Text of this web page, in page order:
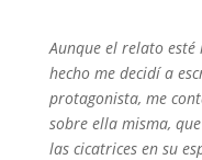
Aunque el relato esté
hecho me decidí a
protagonista, me
sobre ella misma,
las cicatrices en su